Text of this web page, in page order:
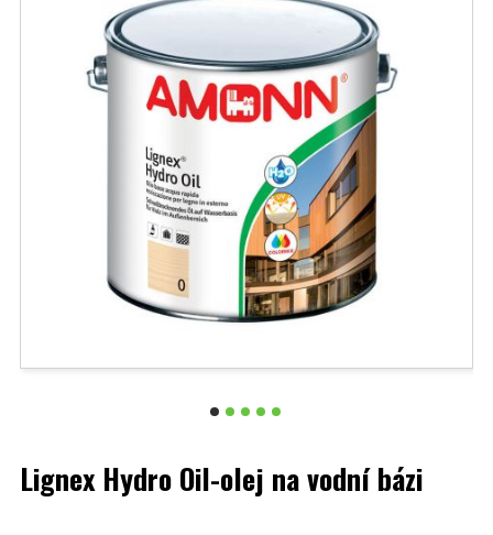
Lignex Hydro Oil-olej na vodní bázi